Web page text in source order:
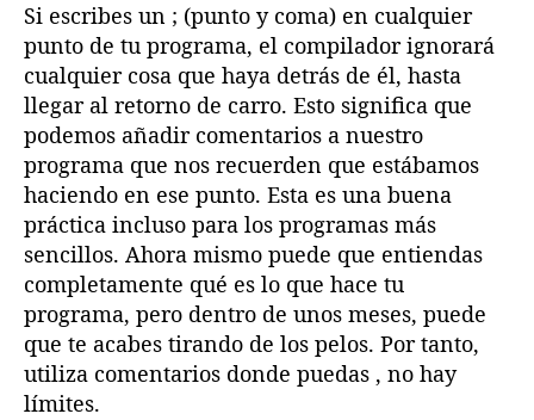
Si escribes un ; (punto y coma) en cualquier
punto de tu programa, el compilador ignorará
cualquier cosa que haya detrás de él, hasta
llegar al retorno de carro. Esto significa que
podemos añadir comentarios a nuestro
programa que nos recuerden que estábamos
haciendo en ese punto. Esta es una buena
práctica incluso para los programas más
sencillos. Ahora mismo puede que entiendas
completamente qué es lo que hace tu
programa, pero dentro de unos meses, puede
que te acabes tirando de los pelos. Por tanto,
utiliza comentarios donde puedas , no hay
límites.